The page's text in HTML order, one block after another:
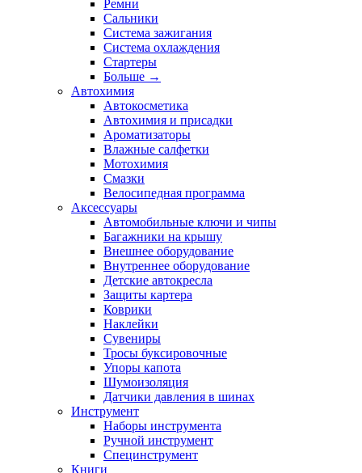
Ремни
Сальники
Система зажигания
Система охлаждения
Стартеры
Больше →
Автохимия
Автокосметика
Автохимия и присадки
Ароматизаторы
Влажные салфетки
Мотохимия
Смазки
Велосипедная программа
Аксессуары
Автомобильные ключи и чипы
Багажники на крышу
Внешнее оборудование
Внутреннее оборудование
Детские автокресла
Защиты картера
Коврики
Наклейки
Сувениры
Тросы буксировочные
Упоры капота
Шумоизоляция
Датчики давления в шинах
Инструмент
Наборы инструмента
Ручной инструмент
Специнструмент
Книги